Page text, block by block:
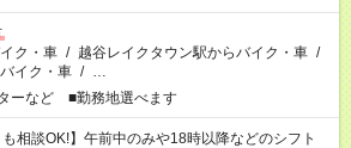
ク・車 / 越谷レイクタウン駅からバイク・車 /
イク・車 / …
ーなど ■勤務地選べます
も相談OK!】午前中のみや18時以降などのシフト